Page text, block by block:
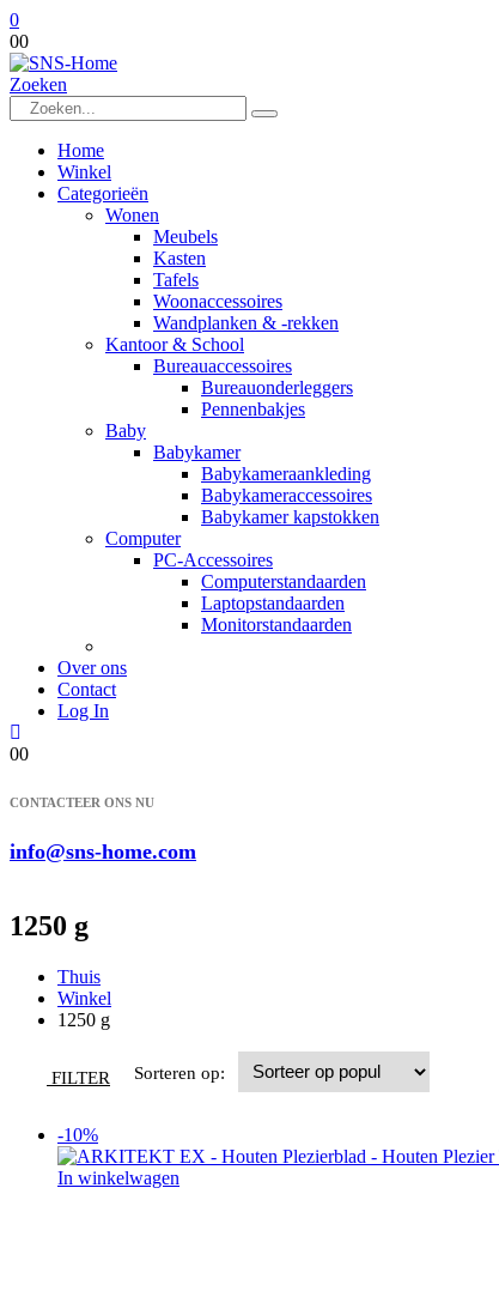
0
00
Zoeken
Home
Winkel
Categorieën
Wonen
Meubels
Kasten
Tafels
Woonaccessoires
Wandplanken & -rekken
Kantoor & School
Bureauaccessoires
Bureauonderleggers
Pennenbakjes
Baby
Babykamer
Babykameraankleding
Babykameraccessoires
Babykamer kapstokken
Computer
PC-Accessoires
Computerstandaarden
Laptopstandaarden
Monitorstandaarden
Over ons
Contact
Log In
00
CONTACTEER ONS NU
info@sns-home.com
1250 g
Thuis
Winkel
1250 g
FILTER Sorteren op:
-10%
In winkelwagen